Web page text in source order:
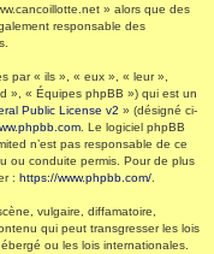
» alors que des
responsable des
par « ils », « eux », « leur »,
», « Équipes phpBB ») qui est un
Public License v2 » (désigné ci-
. Le logiciel phpBB
n’est pas responsable de ce
ou conduite permis. Pour de plus
: https://www.phpbb.com/
vulgaire, diffamatoire,
qui peut transgresser les lois
ou les lois internationales.